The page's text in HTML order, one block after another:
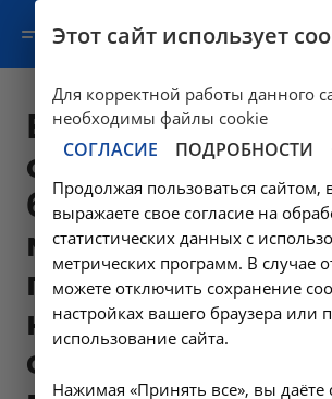
Вызов и осмотр
бригады скорой
медицинской
помощи в
неотложной
форме (в
Этот сайт использует
Для корректной работы данного
необходимы файлы cookie
СОГЛАСИЕ ПОДРОБНОСТИ
Продолжая пользоваться сайтом,
выражаете свое согласие на
статистических данных с
метрических программ. В случае
можете отключить сохранение
настройках вашего браузера или
использование сайта.
Нажимая «Принять все», вы даёте